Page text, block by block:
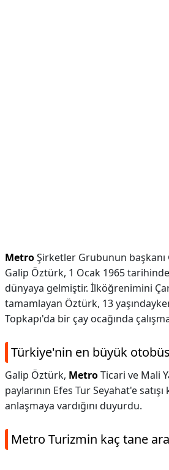
MetroŞirketler Grubunun
Galip Öztürk, 1 Ocak 1965
dünyaya gelmiştir. İlköğrenimini
tamamlayan Öztürk, 13
Topkapı'da bir çay ocağında
Türkiye'nin en büyük
Galip Öztürk, MetroTicari ve Mali
paylarının Efes Tur Seyahat'e
anlaşmaya vardığını duyurdu.
Metro Turizmin kaç tane